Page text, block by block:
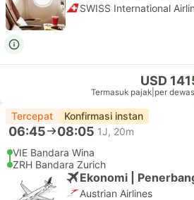
SWISS International
USD
Termasuk pajak per
Tercepat Konfirmasi instan
06:45 08:05 1J, 20m
VIE Bandara Wina
ZRH Bandara Zurich
Ekonomi |
Austrian Airlines